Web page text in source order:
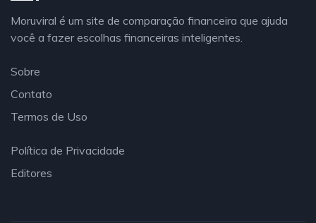
Moruviral é um site de comparação financeira que ajuda
você a fazer escolhas financeiras inteligentes.
Sobre
Contato
Termos de Uso
Política de Privacidade
Editores